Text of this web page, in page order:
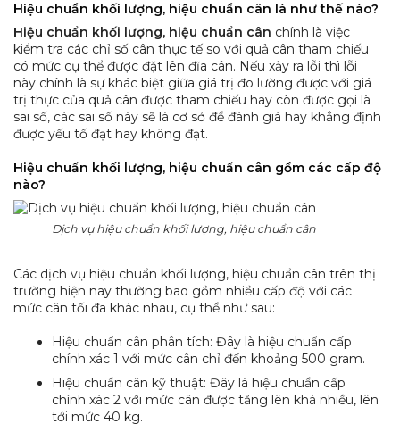
Hiệu chuẩn khối lượng, hiệu chuẩn cân là như thế nào?
Hiệu chuẩn khối lượng, hiệu chuẩn cân chính là việc
kiểm tra các chỉ số cân thực tế so với quả cân tham chiếu
có mức cụ thể được đặt lên đĩa cân. Nếu xảy ra lỗi thì lỗi
này chính là sự khác biệt giữa giá trị đo lường được với giá
trị thực của quả cân được tham chiếu hay còn được gọi là
sai số, các sai số này sẽ là cơ sở để đánh giá hay khẳng định
được yếu tố đạt hay không đạt.
Hiệu chuẩn khối lượng, hiệu chuẩn cân gồm các cấp độ
nào?
Dịch vụ hiệu chuẩn khối lượng, hiệu chuẩn cân
Các dịch vụ hiệu chuẩn khối lượng, hiệu chuẩn cân trên thị
trường hiện nay thường bao gồm nhiều cấp độ với các
mức cân tối đa khác nhau, cụ thể như sau:
Hiệu chuẩn cân phân tích: Đây là hiệu chuẩn cấp
chính xác 1 với mức cân chỉ đến khoảng 500 gram.
Hiệu chuẩn cân kỹ thuật: Đây là hiệu chuẩn cấp
chính xác 2 với mức cân được tăng lên khá nhiều, lên
tới mức 40 kg.